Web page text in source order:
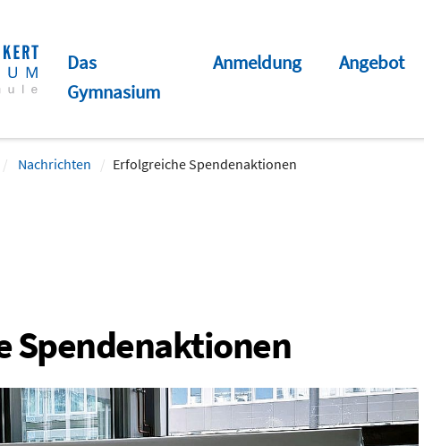
Das
Gymnasium
Anmeldung Angebot
Nachrichten Erfolgreiche Spendenaktionen
Spendenaktionen